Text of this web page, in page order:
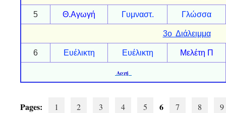
5 Θ.Αγωγή Γυμναστ. Γλώσσα
3ο Διάλειμμα
6 Ευέλικτη Ευέλικτη Μελέτη Π
Αρχή
Pages: 1 2 3 4 5 6 7 8 9